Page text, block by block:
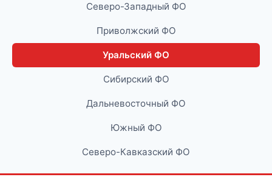
Северо-Западный ФО
Приволжский ФО
Уральский ФО
Сибирский ФО
Дальневосточный ФО
Южный ФО
Северо-Кавказский ФО